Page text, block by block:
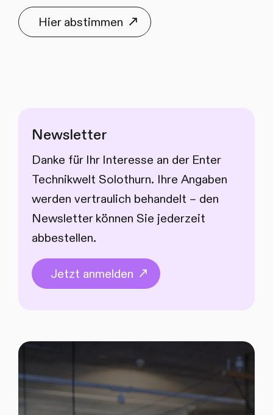
Hier abstimmen
Newsletter
Danke für Ihr Interesse an der Enter
Technikwelt Solothurn. Ihre Angaben
werden vertraulich behandelt – den
Newsletter können Sie jederzeit
abbestellen.
Jetzt anmelden